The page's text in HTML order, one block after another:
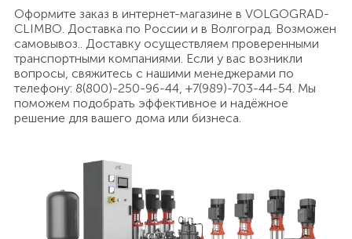
Оформите заказ в интернет-магазине в VOLGOGRAD-
CLIMBO. Доставка по России и в Волгоград. Возможен
самовывоз.. Доставку осуществляем проверенными
транспортными компаниями. Если у вас возникли
вопросы, свяжитесь с нашими менеджерами по
телефону: 8(800)-250-96-44, +7(989)-703-44-54. Мы
поможем подобрать эффективное и надёжное
решение для вашего дома или бизнеса.